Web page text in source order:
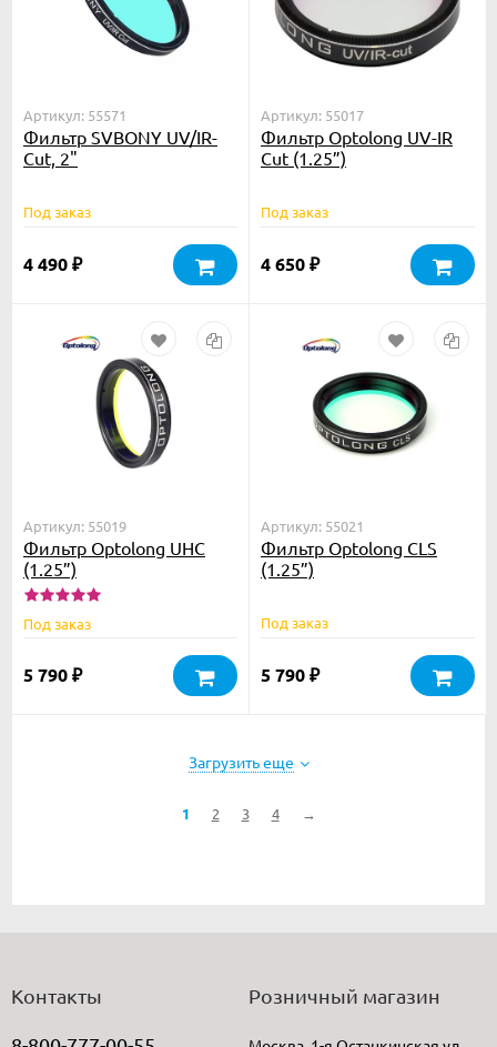
Артикул: 55571
Фильтр SVBONY UV/IR-
Cut, 2"
Под заказ
4 490 ₽
Артикул: 55017
Фильтр Optolong UV-IR
Cut (1.25”)
Под заказ
4 650 ₽
Артикул: 55019
Фильтр Optolong UHC
(1.25”)
Под заказ
5 790 ₽
Артикул: 55021
Фильтр Optolong CLS
(1.25”)
Под заказ
5 790 ₽
Загрузить еще
1 2 3 4 →
Контакты Розничный магазин